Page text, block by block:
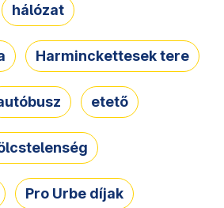
hálózat
Harminckettesek tere
etető
Pro Urbe díjak